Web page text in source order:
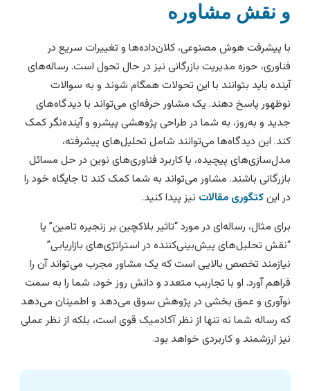
نقش مشاوره
پیشرفت هوش مصنوعی، کلان‌داده‌ها و تغییرات سریع در
حوزه مدیریت بازرگانی نیز در حال تحول است. رساله‌های
باید بتوانند با این تحولات همگام شوند و به سوالات
پاسخ دهند. یک مشاور حرفه‌ای می‌تواند با دیدگاه‌های
و به‌روز، به شما در طراحی پژوهشی پیشرو و آینده‌نگر کمک
این دیدگاه‌ها می‌توانند شامل تحلیل‌های پیشرفته،
پیچیده، یا کاربرد فناوری‌های نوین در حل مسائل
باشند. مشاور می‌تواند به شما کمک کند تا جایگاه خود را
اینکتگوری مقالاتنیز پیدا کنید.
مثال، رساله‌ای در مورد “تاثیر بلاکچین بر زنجیره تامین” یا
تحلیل‌های پیش‌بینی‌کننده در استراتژی‌های بازاریابی”
تخصص بالایی است که یک مشاور مجرب می‌تواند آن را
آورد. او با تجاربب متعدد و دانش روز خود، شما را به سمت
و عمق بخشی در پژوهش سوق می‌دهد و اطمینان می‌دهد
رساله شما نه تنها از نظر آکادمیک قوی است، بلکه از نظر عملی
ارزشمند و کاربردی خواهد بود.